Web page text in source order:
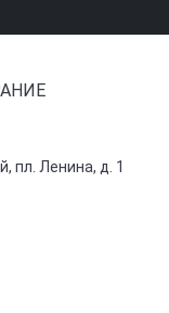
пл. Ленина, д. 1